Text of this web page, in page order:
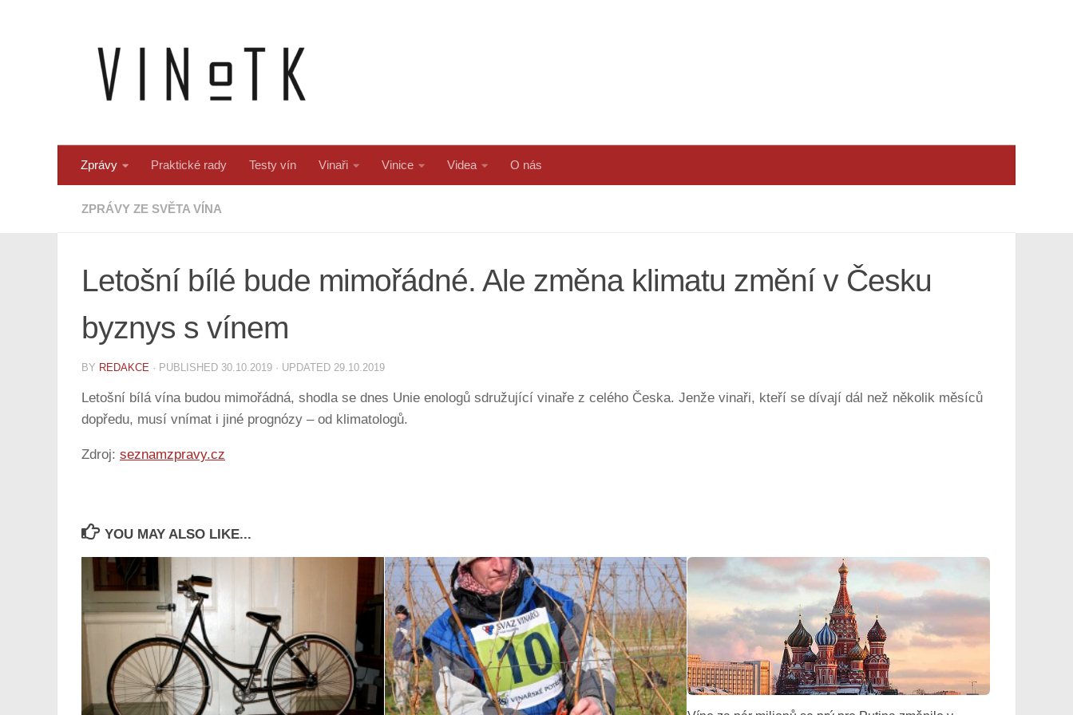
Zprávy Praktické rady Testy vín Vinaři Vinice Videa O nás
ZPRÁVY ZE SVĚTA VÍNA
Letošní bílé bude mimořádné. Ale změna klimatu změní v Česku
byznys s vínem
BY REDAKCE · PUBLISHED 30.10.2019 · UPDATED 29.10.2019
Letošní bílá vína budou mimořádná, shodla se dnes Unie enologů sdružující vinaře z celého Česka. Jenže vinaři, kteří se dívají dál než několik měsíců
dopředu, musí vnímat i jiné prognózy – od klimatologů.
Zdroj: seznamzpravy.cz
YOU MAY ALSO LIKE...